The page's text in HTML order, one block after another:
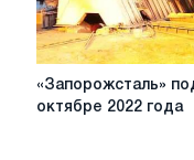
«Запорожсталь»
подвела
«Запорожсталь»
октябре 2022 года